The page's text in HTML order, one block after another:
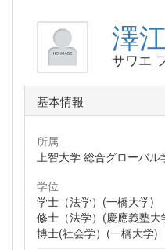
澤
サワエ
基本情報
所属
上智大学 総合グローバ
学位
学士（法学）(一橋大学)
修士（法学）(慶應義塾大
博士(社会学）(一橋大学)